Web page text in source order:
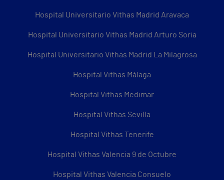
Hospital Universitario Vithas Madrid Aravaca
Hospital Universitario Vithas Madrid Arturo Soria
Hospital Universitario Vithas Madrid La Milagrosa
Hospital Vithas Málaga
Hospital Vithas Medimar
Hospital Vithas Sevilla
Hospital Vithas Tenerife
Hospital Vithas Valencia 9 de Octubre
Hospital Vithas Valencia Consuelo